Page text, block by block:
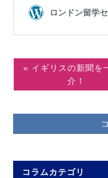
« イギリスの新聞を
介！
コラムカテゴリ